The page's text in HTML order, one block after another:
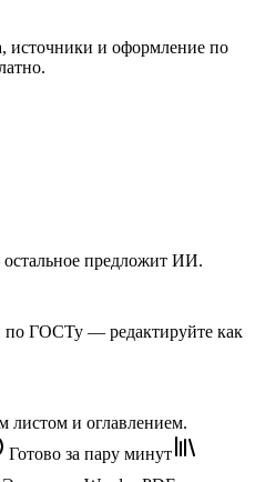
источники и оформление по
предложит ИИ.
по ГОСТу — редактируйте как
листом и оглавлением.
Готово за пару минут